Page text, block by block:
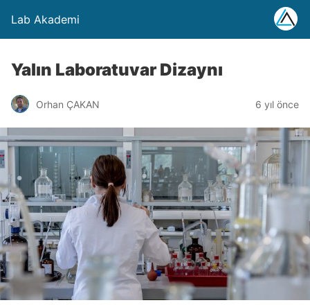
Lab Akademi
Yalın Laboratuvar Dizaynı
Orhan ÇAKAN 6 yıl önce